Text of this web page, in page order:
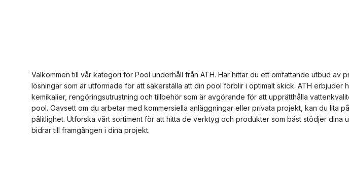
Välkommen till vår kategori för Pool underhåll från ATH. Här hittar du ett omfattande utbud av
lösningar som är utformade för att säkerställa att din pool förblir i optimalt skick. ATH erbjuder
kemikalier, rengöringsutrustning och tillbehör som är avgörande för att upprätthålla
pool. Oavsett om du arbetar med kommersiella anläggningar eller privata projekt, kan du lita
pålitlighet. Utforska vårt sortiment för att hitta de verktyg och produkter som bäst stödjer dina
bidrar till framgången i dina projekt.